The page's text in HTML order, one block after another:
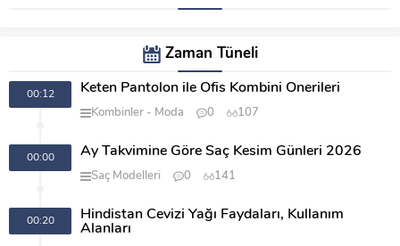
Zaman Tüneli
00:12 Keten Pantolon ile Ofis Kombini Önerileri
Kombinler Moda 0 107
00:00 Ay Takvimine Göre Saç Kesim Günleri 2026
Saç Modelleri 0 141
00:20
Hindistan Cevizi Yağı Faydaları, Kullanım
Alanları